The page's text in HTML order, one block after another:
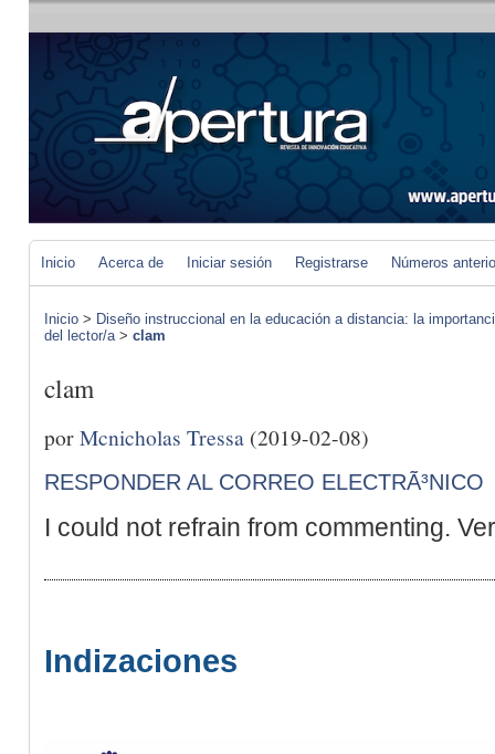
Inicio Acerca de Iniciar sesión Registrarse Números
Inicio > Diseño instruccional en la educación a distancia: la
del lector/a> clam
clam
porMcnicholas Tressa (2019-02-08)
RESPONDER AL CORREO ELECTRÃ³NICO
I could not refrain from commenting.
Indizaciones